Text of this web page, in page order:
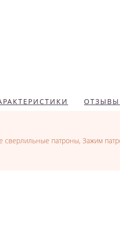
ОТЗЫВЫ
сверлильные патроны, Зажим